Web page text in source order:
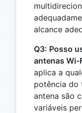
alcance
Q3: Posso
antenas Wi-
aplica a
potência do
antena são
variáveis